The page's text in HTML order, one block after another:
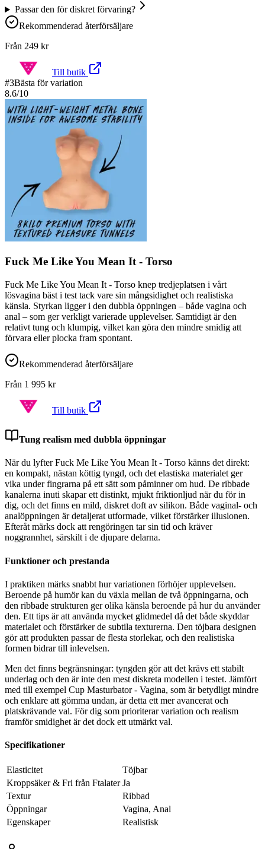
Passar den för diskret förvaring?
Rekommenderad återförsäljare
Från 249 kr
Till butik
#3Bästa för variation
8.6/10
Fuck Me Like You Mean It - Torso
Fuck Me Like You Mean It - Torso knep tredjeplatsen i vårt
lösvagina bäst i test tack vare sin mångsidighet och realistiska
känsla. Styrkan ligger i den dubbla öppningen – både vagina och
anal – som ger verkligt varierade upplevelser. Samtidigt är den
relativt tung och klumpig, vilket kan göra den mindre smidig att
förvara eller plocka fram spontant.
Rekommenderad återförsäljare
Från 1 995 kr
Till butik
Tung realism med dubbla öppningar
När du lyfter Fuck Me Like You Mean It - Torso känns det direkt:
en kompakt, nästan köttig tyngd, och det elastiska materialet ger
vika under fingrarna på ett sätt som påminner om hud. De ribbade
kanalerna inuti skapar ett distinkt, mjukt friktionljud när du för in
dig, och det finns en mild, diskret doft av silikon. Både vaginal- och
analöppningen är detaljerat utformade, vilket förstärker illusionen.
Efteråt märks dock att rengöringen tar sin tid och kräver
noggrannhet, särskilt i de djupare delarna.
Funktioner och prestanda
I praktiken märks snabbt hur variationen förhöjer upplevelsen.
Beroende på humör kan du växla mellan de två öppningarna, och
den ribbade strukturen ger olika känsla beroende på hur du använder
den. Ett tips är att använda mycket glidmedel då det både skyddar
materialet och förstärker de subtila texturerna. Den töjbara designen
gör att produkten passar de flesta storlekar, och den realistiska
formen bidrar till inlevelsen.
Men det finns begränsningar: tyngden gör att det krävs ett stabilt
underlag och den är inte den mest diskreta modellen i testet. Jämfört
med till exempel Cup Masturbator - Vagina, som är betydligt mindre
och enklare att gömma undan, är detta ett mer avancerat och
platskrävande val. För dig som prioriterar variation och realism
framför smidighet är det dock ett utmärkt val.
Specifikationer
Elasticitet
Töjbar
Kroppsäker & Fri från Ftalater Ja
Textur
Ribbad
Öppningar
Vagina, Anal
Egenskaper
Realistisk